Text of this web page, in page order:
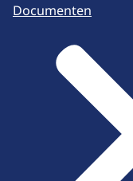
Documenten